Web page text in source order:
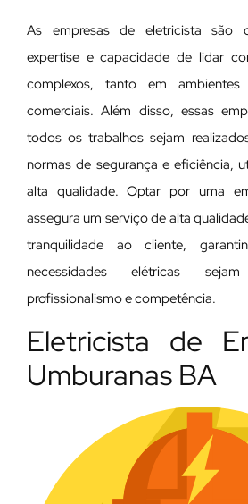
As empresas de eletricista são
expertise e capacidade de lidar
complexos, tanto em ambientes
comerciais. Além disso, essas
todos os trabalhos sejam
normas de segurança e eficiência,
alta qualidade. Optar por uma
assegura um serviço de alta
tranquilidade ao cliente,
necessidades elétricas
profissionalismo e competência.
Eletricista de
Umburanas BA